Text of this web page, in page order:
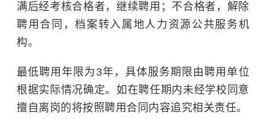
满后经考核合格者，继续聘用；不合格者，解除
聘用合同，档案转入属地人力资源公共服务机
构。
最低聘用年限为3年，具体服务期限由聘用单位
根据实际情况确定。如在聘任期内未经学校同意
擅自离岗的将按照聘用合同内容追究相关责任。